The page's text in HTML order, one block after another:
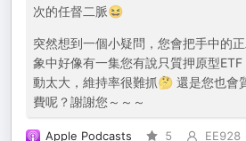
次的任督二脈😆
突然想到一個小疑問，您會把手中的
象中好像有一集您有說只質押原型
動太大，維持率很難抓🤔 還是您也會
費呢？謝謝您～～～
Apple Podcasts 5 EE928